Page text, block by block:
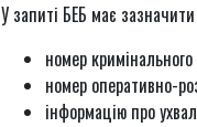
У запиті БЕБ має
номер
номер оперативно-
інформацію про